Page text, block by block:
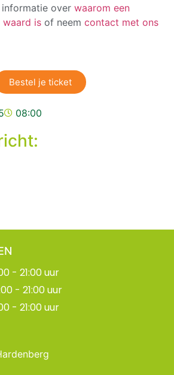
over waarom een
waard is of neem contact met ons
Bestel je ticket
08:00
- 21:00 uur
- 21:00 uur
- 21:00 uur